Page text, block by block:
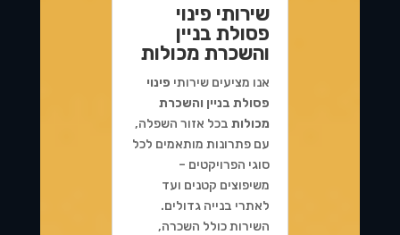
שירותי פינוי
פסולת בניין
והשכרת מכולות
אנו מציעים שירותי פינוי
פסולת בניין והשכרת
מכולותבכל אזור השפלה,
עם פתרונות מותאמים לכל
סוגי הפרויקטים –
משיפוצים קטנים ועד
לאתרי בנייה גדולים.
השירות כולל השכרה,